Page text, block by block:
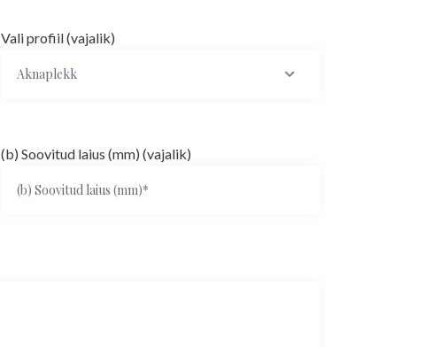
Vali profiil (vajalik)
Aknaplekk
(b) Soovitud laius (mm) (vajalik)